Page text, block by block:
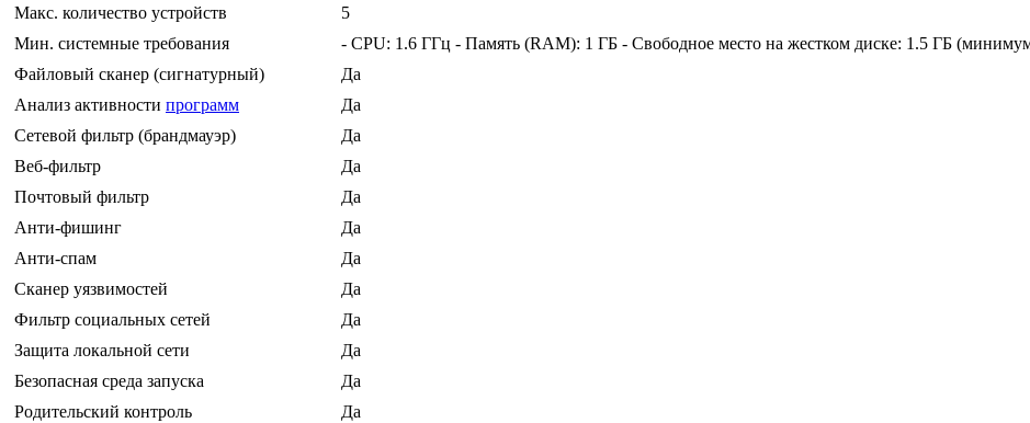
Макс. количество устройств
5
Мин. системные требования
- CPU: 1.6 ГГц - Память (RAM): 1 ГБ - Свободное место на жестком диске: 1.5 ГБ
Файловый сканер (сигнатурный)
Да
Анализ активности программ
Да
Сетевой фильтр (брандмауэр)
Да
Веб-фильтр
Да
Почтовый фильтр
Да
Анти-фишинг
Да
Анти-спам
Да
Сканер уязвимостей
Да
Фильтр социальных сетей
Да
Защита локальной сети
Да
Безопасная среда запуска
Да
Родительский контроль
Да